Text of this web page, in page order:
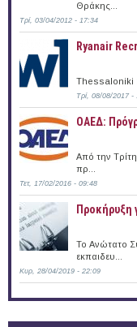
Θράκης...
Τρί, 03/04/2012 - 17:34
Ryanair
Thessaloniki
Τρί, 08/08/2017 -
ΟΑΕΔ:
Από την
πρ...
Τετ, 17/02/2016 - 09:48
Προκήρυξη
Το Ανώτατο
εκπαιδευ...
Κυρ, 28/04/2019 - 22:09